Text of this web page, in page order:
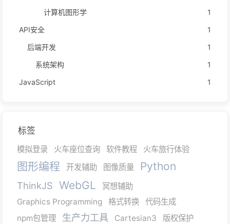
计算机图形学
1
API安全
1
后端开发
1
系统架构
1
JavaScript
1
标签
模拟登录 火车座位查询 软件教程 火车旅行体验
图形编程 开发辅助 图像质量 Python
ThinkJS WebGL
冥想辅助
Graphics Programming
格式转换
代码生成
npm包管理
生产力工具 Cartesian3
版权保护